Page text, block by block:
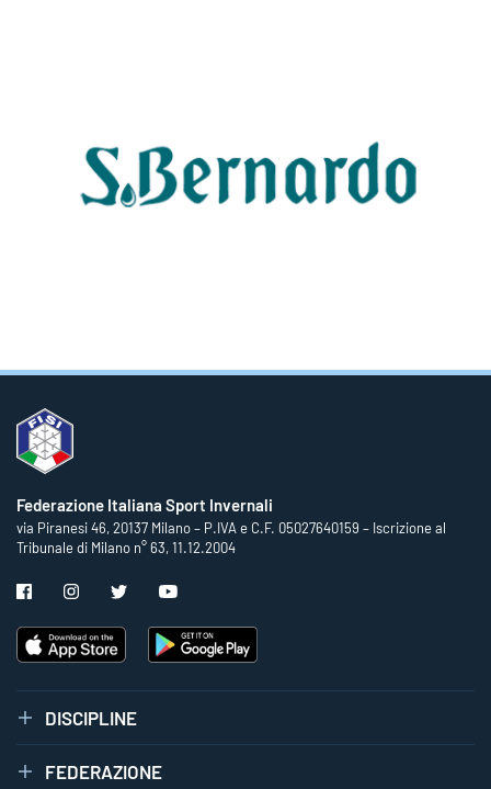
Federazione Italiana Sport Invernali
via Piranesi 46, 20137 Milano – P.IVA e C.F. 05027640159 – Iscrizione al
Tribunale di Milano n° 63, 11.12.2004
DISCIPLINE
FEDERAZIONE